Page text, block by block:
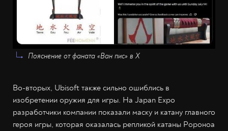
Пояснение от фаната «Ван пис» в Х
Во-вторых, Ubisoft также сильно ошиблись в
изобретении оружия для игры. На Japan Expo
разработчики компании показали маску и катану главного
героя игры, которая оказалась репликой катаны Ророноа